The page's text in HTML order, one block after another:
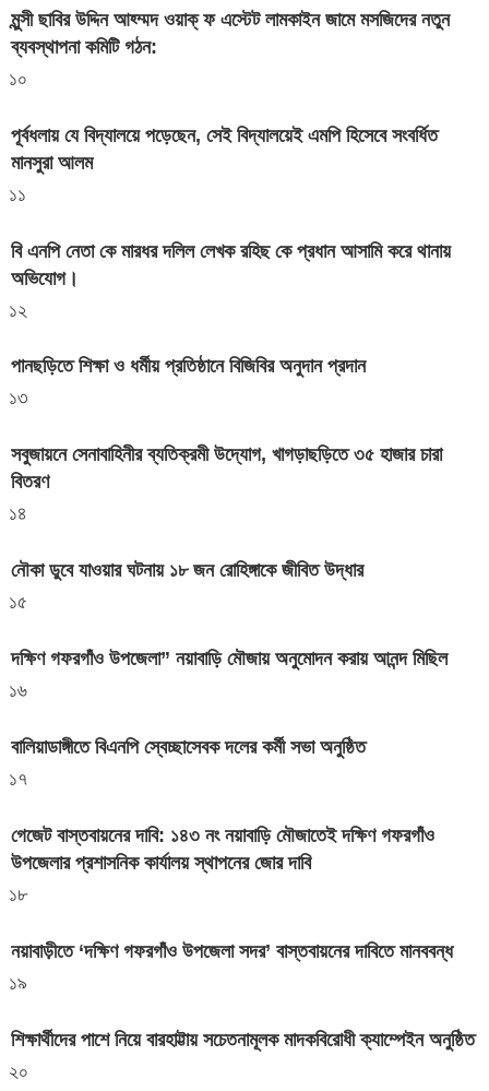
মুন্সী ছাবির উদ্দিন আহ্ম্মদ ওয়াক্ ফ এস্টেট লামকাইন জামে মসজিদের নতুন
ব্যবস্থাপনা কমিটি গঠন:
১০
পূর্বধলায় যে বিদ্যালয়ে পড়েছেন, সেই বিদ্যালয়েই এমপি হিসেবে সংবর্ধিত
মানসুরা আলম
১১
বি এনপি নেতা কে মারধর দলিল লেখক রহিছ কে প্রধান আসামি করে থানায়
অভিযোগ। ‎
১২
পানছড়িতে শিক্ষা ও ধর্মীয় প্রতিষ্ঠানে বিজিবির অনুদান প্রদান
১৩
সবুজায়নে সেনাবাহিনীর ব্যতিক্রমী উদ্যোগ, খাগড়াছড়িতে ৩৫ হাজার চারা
বিতরণ
১৪
নৌকা ডুবে যাওয়ার ঘটনায় ১৮ জন রোহিঙ্গাকে জীবিত উদ্ধার
১৫
দক্ষিণ গফরগাঁও উপজেলা” নয়াবাড়ি মৌজায় অনুমোদন করায় আনন্দ মিছিল
১৬
বালিয়াডাঙ্গীতে বিএনপি স্বেচ্ছাসেবক দলের কর্মী সভা অনুষ্ঠিত
১৭
গেজেট বাস্তবায়নের দাবি: ১৪৩ নং নয়াবাড়ি মৌজাতেই দক্ষিণ গফরগাঁও
উপজেলার প্রশাসনিক কার্যালয় স্থাপনের জোর দাবি
১৮
নয়াবাড়ীতে ‘দক্ষিণ গফরগাঁও উপজেলা সদর’ বাস্তবায়নের দাবিতে মানববন্ধ
১৯
শিক্ষার্থীদের পাশে নিয়ে বারহাট্টায় সচেতনামূলক মাদকবিরোধী ক্যাম্পেইন অনুষ্ঠিত
২০